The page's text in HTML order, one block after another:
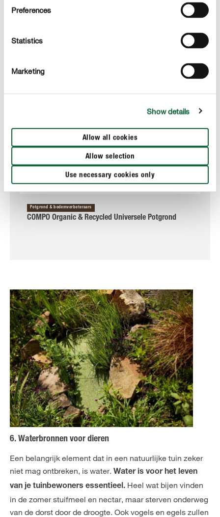
Preferences
Statistics
Marketing
Show details
Allow all cookies
Allow selection
Use necessary cookies only
Potgrond & bodemverbeteraars
COMPO Organic & Recycled Universele Potgrond
6. Waterbronnen voor dieren
Een belangrijk element dat in een natuurlijke tuin zeker
niet mag ontbreken, is water. Water is voor het leven
van je tuinbewoners essentieel. Heel wat bijen vinden
in de zomer stuifmeel en nectar, maar sterven onderweg
van de dorst door de droogte. Ook vogels en egels zullen